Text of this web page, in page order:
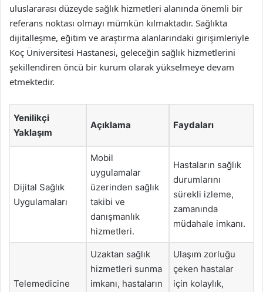
uluslararası düzeyde sağlık hizmetleri alanında önemli bir
referans noktası olmayı mümkün kılmaktadır. Sağlıkta
dijitalleşme, eğitim ve araştırma alanlarındaki girişimleriyle
Koç Üniversitesi Hastanesi, geleceğin sağlık hizmetlerini
şekillendiren öncü bir kurum olarak yükselmeye devam
etmektedir.
Yenilikçi
Yaklaşım
Açıklama Faydaları
Dijital Sağlık
Uygulamaları
Mobil
uygulamalar
üzerinden sağlık
takibi ve
danışmanlık
hizmetleri.
Hastaların sağlık
durumlarını
sürekli izleme,
zamanında
müdahale imkanı.
Telemedicine
Uzaktan sağlık
hizmetleri sunma
imkanı, hastaların
Ulaşım zorluğu
çeken hastalar
için kolaylık,